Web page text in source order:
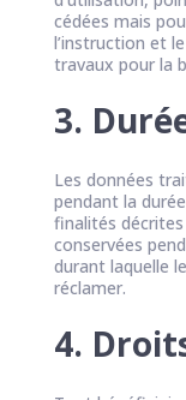
cédées mais
l’instruction et
travaux pour la
3.
Les données
pendant la
finalités décrites
conservées
durant laquelle
réclamer.
4.